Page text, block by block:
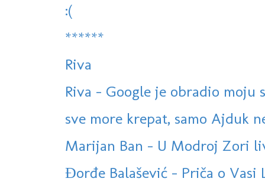
:(
******
Riva
Riva - Google je obradio moju
sve more krepat, samo Ajduk
Marijan Ban - U Modroj Zori
Đorđe Balašević - Priča o Vasi